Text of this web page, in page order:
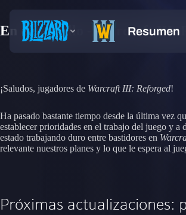
En desarrollo - Warcraft III:
¡Saludos, jugadores de Warcraft III: Reforged!
Ha pasado bastante tiempo desde la última vez
establecer prioridades en el trabajo del juego y a
estado trabajando duro entre bastidores en
relevante nuestros planes y lo que le espera al
Próximas actualizaciones: